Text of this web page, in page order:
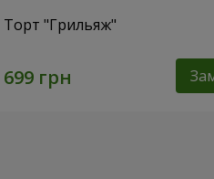
Торт "Грильяж"